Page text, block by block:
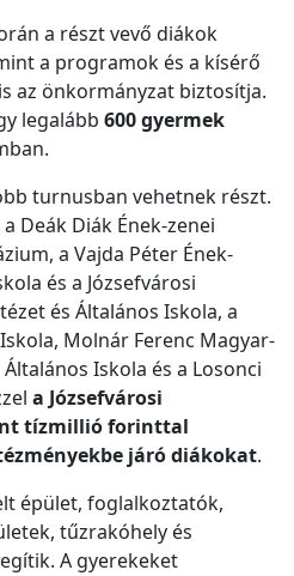
a részt vevő diákok
a programok és a kísérő
az önkormányzat biztosítja.
legalább 600 gyermek
turnusban vehetnek részt.
Deák Diák Ének-zenei
a Vajda Péter Ének-
és a Józsefvárosi
és Általános Iskola, a
Molnár Ferenc Magyar-
Iskola és a Losonci
a Józsefvárosi
tízmillió forinttal
járó diákokat.
épület, foglalkoztatók,
tűzrakóhely és
A gyerekeket